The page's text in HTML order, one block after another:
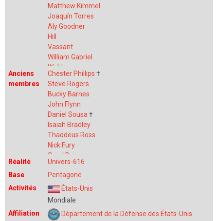
Matthew Kimmel
Joaquín Torres
Aly Goodner
Hill
Vassant
William Gabriel
Webb
Alonso Barber
Anderson
Brown
Lacy
Johnston
Allegro
Smith
Scott
Graham
Pearson
Thomas
Anciens
membres
Chester Phillips †
Steve Rogers
Bucky Barnes
John Flynn
Daniel Sousa †
Isaiah Bradley
Thaddeus Ross
Nick Fury
Carol Danvers
Maria Rambeau
Sam Wilson
Everett Ross
Riley
†
Lemar Hoskins†
Réalité
Univers-616
Base
Pentagone
Activités
États-Unis
Mondiale
Affiliation
Département de la Défense des États-Unis